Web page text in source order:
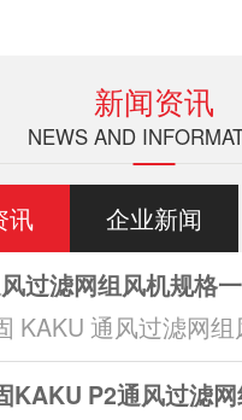
新闻资讯
NEWS AND
讯 企业新闻
过滤网组风机规格
KAKU 通风过滤网